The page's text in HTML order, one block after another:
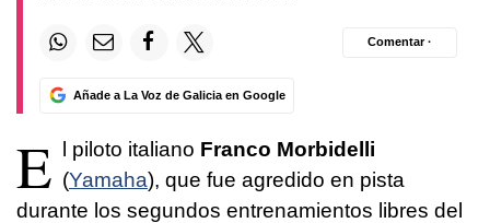
Añade a La Voz de Galicia en Google
Comentar ·
E l piloto italiano Franco Morbidelli
(Yamaha), que fue agredido en pista
durante los segundos entrenamientos libres del